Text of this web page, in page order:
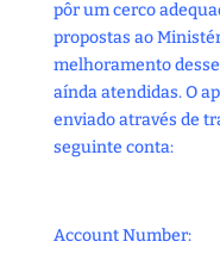
pôr um cerco
propostas ao
melhoramento
aínda atendidas. O
enviado através de
seguinte conta:
Account Number: